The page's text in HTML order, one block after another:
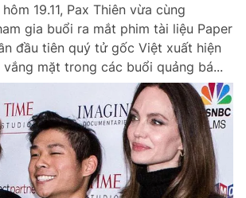
19.11, Pax Thiên vừa cùng
gia buổi ra mắt phim tài liệu Paper
đầu tiên quý tử gốc Việt xuất hiện
vắng mặt trong các buổi quảng bá...